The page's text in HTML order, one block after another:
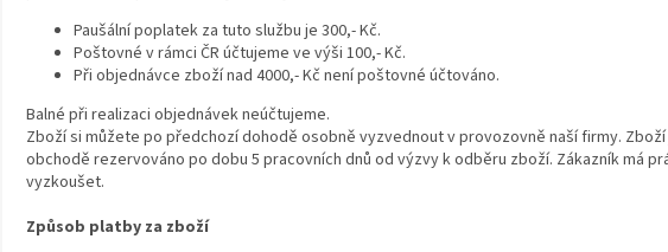
Paušální poplatek za tuto službu je 300,- Kč.
Poštovné v rámci ČR účtujeme ve výši 100,- Kč.
Při objednávce zboží nad 4000,- Kč není poštovné účtováno.
Balné při realizaci objednávek neúčtujeme.
Zboží si můžete po předchozí dohodě osobně vyzvednout v provozovně naší firmy.
obchodě rezervováno po dobu 5 pracovních dnů od výzvy k odběru zboží. Zákazník má
vyzkoušet.
Způsob platby za zboží